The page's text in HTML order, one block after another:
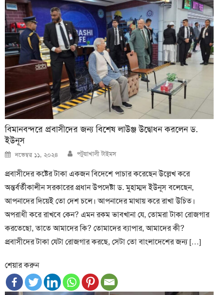
বিমানবন্দরে প্রবাসীদের জন্য বিশেষ লাউঞ্জ উদ্বোধন করলেন ড.
ইউনূস
Posted
on
নভেম্বর ১১, ২০২৪ Author
পটুয়াখালী টাইমস
প্রবাসীদের কষ্টের টাকা একজন বিদেশে পাচার করেছেন উল্লেখ করে
অন্তর্বর্তীকালীন সরকারের প্রধান উপদেষ্টা ড. মুহাম্মদ ইউনূস বলেছেন,
আপনাদের দিয়েই তো দেশ চলে। আপনাদের মাথায় করে রাখা উচিত।
অপরাধী করে রাখবে কেন? এমন রকম ভাবখানা যে, তোমরা টাকা রোজগার
করতেছো, তাতে আমাদের কি? তোমাদের ব্যাপার, আমাদের কী?
প্রবাসীদের টাকা যেটা রোজগার করছে, সেটা তো বাংলাদেশের জন্য […]
শেয়ার করুন